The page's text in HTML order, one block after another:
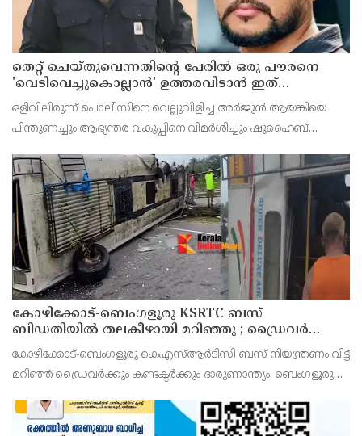
തെറ്റ് ചെയ്തുവെന്നതിന്റെ പേരില്‍ ഒരു പൗരനെ
'വെടിവെച്ചുകൊല്ലാന്‍' ഉത്തരവിടാന്‍ ഇത്
സംഘപരിവാറിൻ്റെ ബുള്‍ഡോസര്‍ ഭരണമുള്ള
യുപിയോ ബിഹാറോ അല്ല ; അര്‍ജുന്‍ ആയങ്കിയെ
പിന്തുണച്ച് ആകാശ് തില്ലങ്കേരി
ഒളിവിലിരുന്ന് പൊലീസിനെ വെല്ലുവിളിച്ച അര്‍ജുന്‍ ആയങ്കിയെ
പിന്തുണച്ചും ആഭ്യന്തര വകുപ്പിനെ വിമര്‍ശിച്ചും ഷുഹൈബ്
പൊലീസിനെ പരസ്യമായി അവഹേളിക്കുകയും വെല്ല
കോഴിക്കോട്-ബെംഗളൂരു KSRTC ബസ്
ബിഡതിയിൽ തലകീഴായി മറിഞ്ഞു ; ഡ്രെെവർക്കും
കണ്ടക്ടർക്കും ദാരുണാന്ത്യം, നിരവധി യാത്രക്കാർക്ക്
പരിക്ക്
കോഴിക്കോട്-ബെംഗളൂരു കെഎസ്ആര്‍ടിസി ബസ് നിയന്ത്രണം വിട്ട്
മറിഞ്ഞ് ഡ്രൈവര്‍ക്കും കണ്ടക്ടര്‍ക്കും ദാരുണാന്ത്യം. ബെംഗളൂരു
നിയന്ത്രണം വിട്ട ബസ് സൂചനാ ബോര്‍ഡില